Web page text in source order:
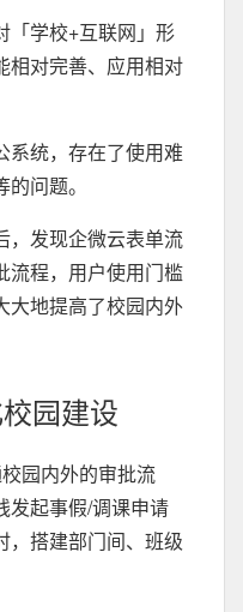
「学校+互联网」形
相对完善、应用相对
系统，存在了使用难
问题。
，发现企微云表单流
流程，用户使用门槛
大地提高了校园内外
园建设
园内外的审批流
发起事假/调课申请
，搭建部门间、班级